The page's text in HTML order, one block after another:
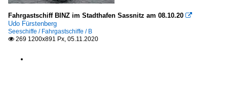
Fahrgastschiff BINZ im Stadthafen Sassnitz am 08.10.20 
Udo Fürstenberg
Seeschiffe / Fahrgastschiffe / B
 269 1200x891 Px, 05.11.2020